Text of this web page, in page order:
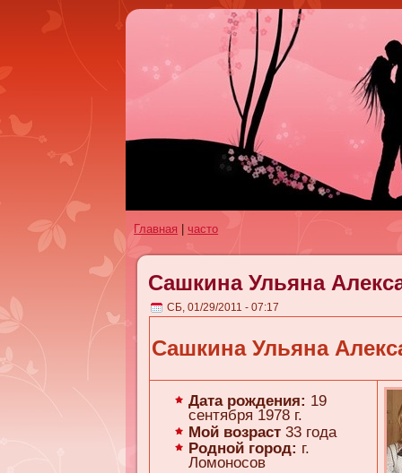
Главная |часто
Сашкина Ульяна
СБ, 01/29/2011 - 07:17
Сашкина Ульяна
Дата рождения: 19
сентября 1978 г.
Мой возраст 33 года
Родной город: г.
Ломоносов